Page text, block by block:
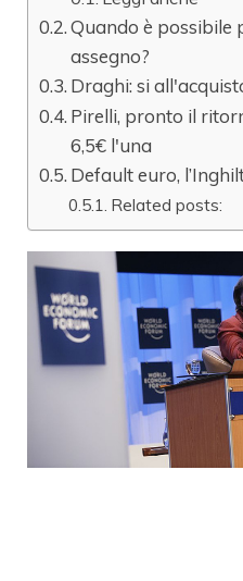
Quando è possibile
assegno?
Draghi: si
Pirelli, pronto il
6,5€ l'una
Default euro,
Related posts: